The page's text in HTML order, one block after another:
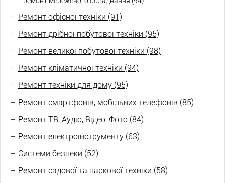
+ Ремонт офісної техніки (91)
+ Ремонт дрібної побутової техніки (95)
+ Ремонт великої побутової техніки (98)
+ Ремонт кліматичної техніки (94)
+ Ремонт техніки для дому (95)
+ Ремонт смартфонів, мобільних телефонів (85)
+ Ремонт ТВ, Аудіо, Відео, Фото (84)
+ Ремонт електроінструменту (63)
+ Системи безпеки (52)
+ Ремонт садової та паркової техніки (58)